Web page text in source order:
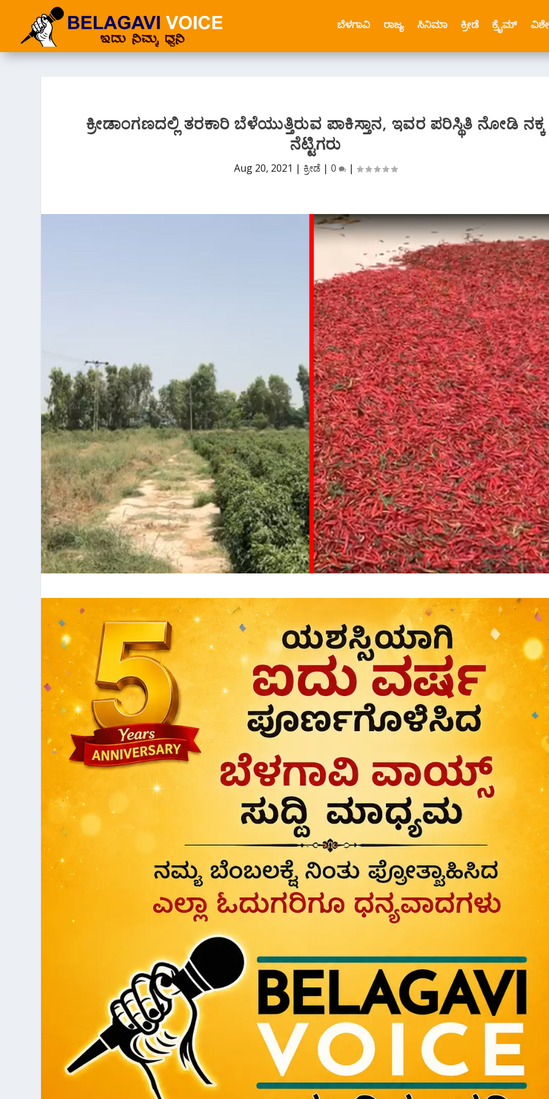
ಬೆಳಗಾವಿ ರಾಜ್ಯ ಸಿನಿಮಾ ಕ್ರೀಡೆ ಕ್ರೈಮ್
ಕ್ರೀಡಾಂಗಣದಲ್ಲಿ ತರಕಾರಿ ಬೆಳೆಯುತ್ತಿರುವ ಪಾಕಿಸ್ತಾನ, ಇವರ ಪರಿಸ್ಥಿತಿ ನೋಡಿ ನಕ್ಕ
ನೆಟ್ಟಿಗರು
Aug 20, 2021 | ಕ್ರೀಡೆ| 0 |